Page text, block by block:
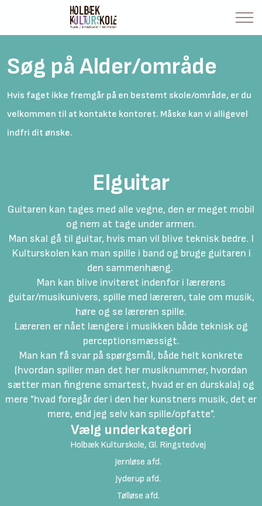
Søg på Alder/område
Hvis faget ikke fremgår på en bestemt skole/område, er du
velkommen til at kontakte kontoret. Måske kan vi alligevel
indfri dit ønske.
Elguitar
Guitaren kan tages med alle vegne, den er meget mobil
og nem at tage under armen.
Man skal gå til guitar, hvis man vil blive teknisk bedre. I
Kulturskolen kan man spille i band og bruge guitaren i
den sammenhæng.
Man kan blive inviteret indenfor i lærerens
guitar/musikunivers, spille med læreren, tale om musik,
høre og se læreren spille.
Læreren er nået længere i musikken både teknisk og
perceptionsmæssigt.
Man kan få svar på spørgsmål, både helt konkrete
(hvordan spiller man det her musiknummer, hvordan
sætter man fingrene smartest, hvad er en durskala) og
mere "hvad foregår der i den her kunstners musik, det er
mere, end jeg selv kan spille/opfatte".
Vælg underkategori
Holbæk Kulturskole, Gl. Ringstedvej
Jernløse afd.
Jyderup afd.
Tølløse afd.